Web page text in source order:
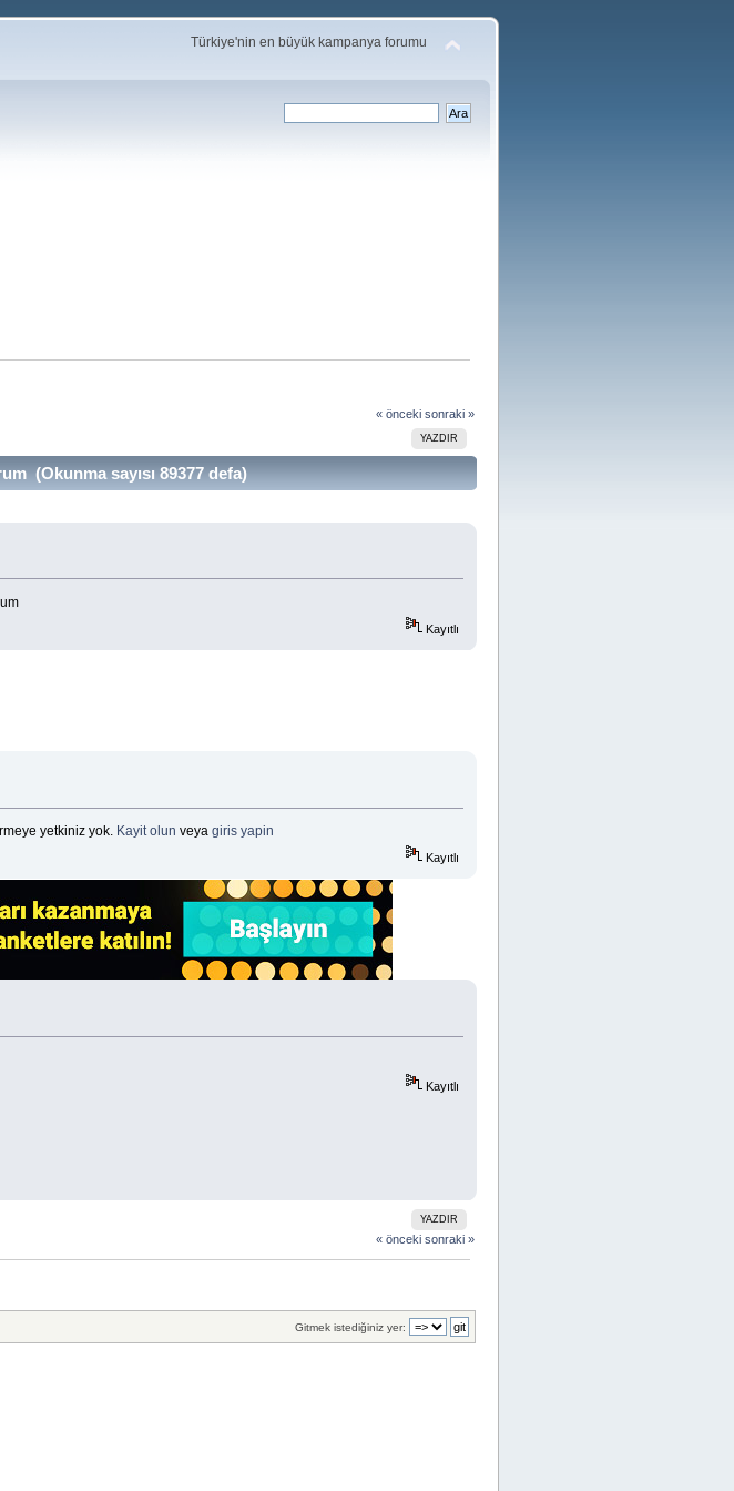
Türkiye'nin en büyük kampanya forumu
« önceki sonraki »
YAZDIR
(Okunma sayısı 89377 defa)
Kayıtlı
yetkiniz yok. Kayit olun veya giris yapin
Kayıtlı
Kayıtlı
YAZDIR
« önceki sonraki »
Gitmek istediğiniz yer: